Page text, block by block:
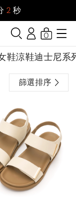
2 秒
鞋涼鞋迪士尼系
0
篩選排序